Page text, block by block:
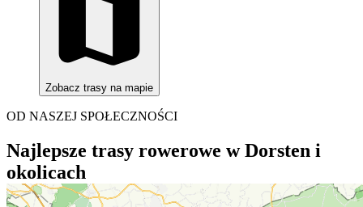
Zobacz trasy na mapie
OD NASZEJ SPOŁECZNOŚCI
Najlepsze trasy rowerowe w Dorsten i
okolicach